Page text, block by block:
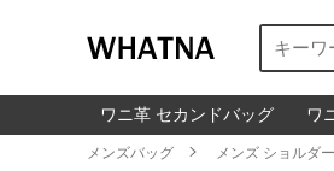
ワニ革 セカンドバッグ ワ
メンズバッグ  メンズ ショルダ